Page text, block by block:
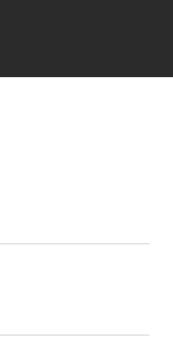
MNAM-CCI